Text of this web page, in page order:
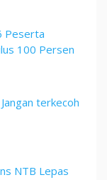
Peserta
100 Persen
terkecoh
NTB Lepas